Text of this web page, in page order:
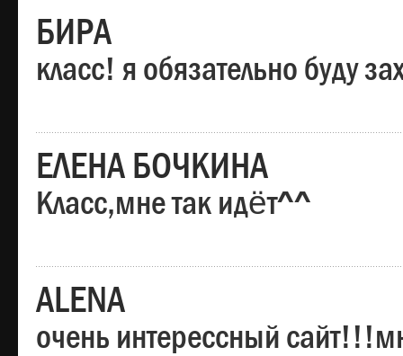
БИРА
класс! я обязательно буду
ЕЛЕНА БОЧКИНА
Класс,мне так идёт^^
ALENA
очень интерессный